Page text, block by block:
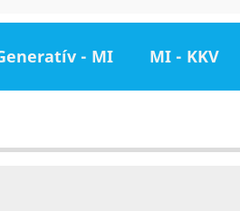
- MI MI - KKV